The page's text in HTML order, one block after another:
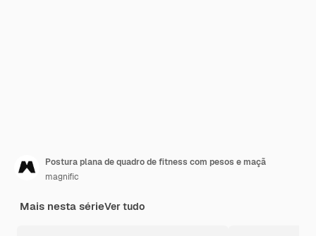
Postura plana de quadro de fitness com pesos e maçã
magnific
Mais nesta sérieVer tudo